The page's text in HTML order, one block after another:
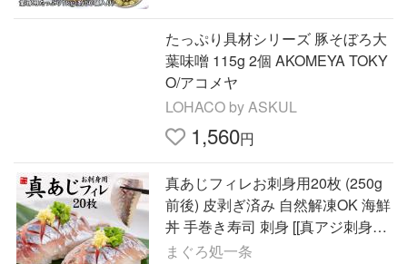
たっぷり具材シリーズ 豚そぼろ大
葉味噌 115g 2個 AKOMEYA TOKY
O/アコメヤ
LOHACO by ASKUL
1,560円
真あじフィレお刺身用20枚 (250g
前後) 皮剥ぎ済み 自然解凍OK 海鮮
丼 手巻き寿司 刺身 [[真アジ刺身フ
ィレ20枚]
まぐろ処一条